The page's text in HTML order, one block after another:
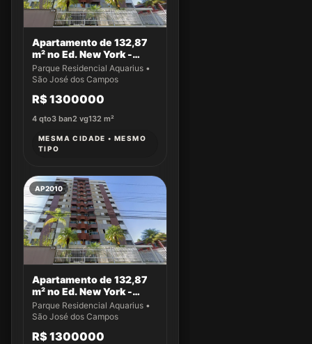
Apartamento de 132,87
m² no Ed. New York -
Apto 43
Parque Residencial Aquarius •
São José dos Campos
R$ 1300000
4 qto3 ban2 vg132 m²
MESMA CIDADE • MESMO
TIPO
AP2010
Apartamento de 132,87
m² no Ed. New York -
Apto 22
Parque Residencial Aquarius •
São José dos Campos
R$ 1300000